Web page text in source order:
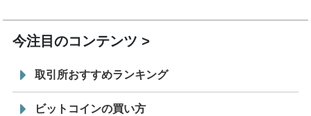
今注目のコンテンツ
取引所おすすめランキング
ビットコインの買い方